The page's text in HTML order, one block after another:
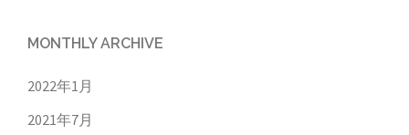
MONTHLY ARCHIVE
2022年1月
2021年7月